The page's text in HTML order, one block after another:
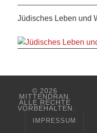
Jüdisches Leben und
© 2026
MITTENDRAN.
ALLE RECHTE
VORBEHALTEN.
IMPRESSUM